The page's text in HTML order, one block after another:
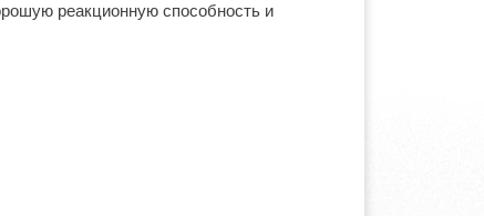
реакционную способность и